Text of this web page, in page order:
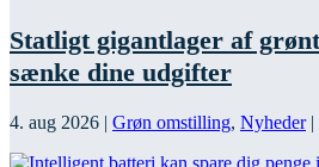
Statligt gigantlager af
sænke dine udgifter
4. aug 2026 | Grøn omstilling, Nyheder|